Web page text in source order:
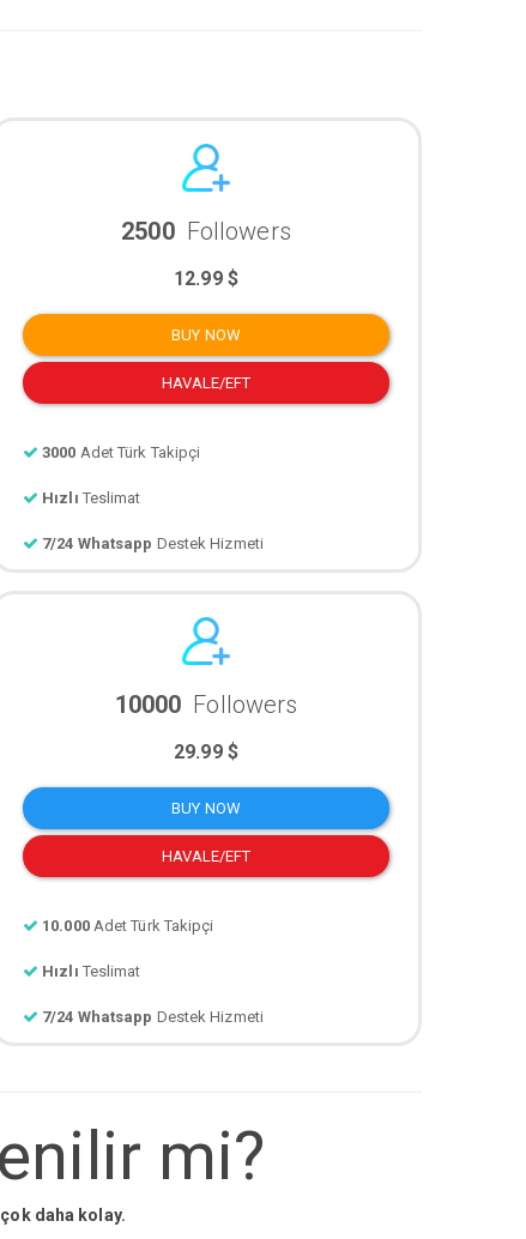
2500 Followers
12.99 $
BUY NOW
HAVALE/EFT
3000 Adet Türk Takipçi
Hızlı Teslimat
7/24 Whatsapp Destek Hizmeti
10000 Followers
29.99 $
BUY NOW
HAVALE/EFT
10.000 Adet Türk Takipçi
Hızlı Teslimat
7/24 Whatsapp Destek Hizmeti
mi?
daha kolay.